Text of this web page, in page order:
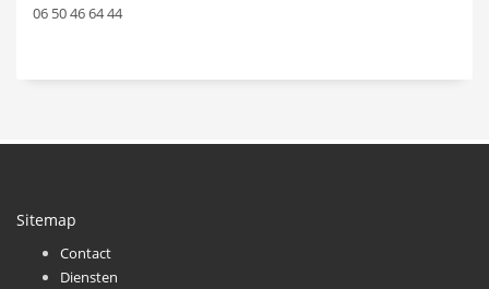
06 50 46 64 44
Sitemap
Contact
Diensten